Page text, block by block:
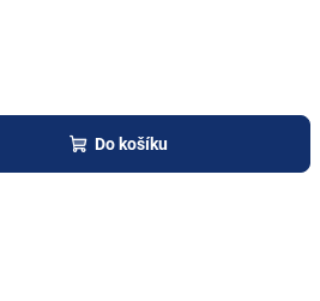
Do košíku